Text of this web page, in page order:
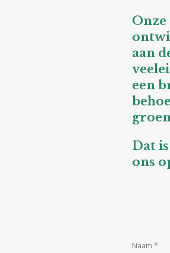
aan
een
Dat
ons
Naam *